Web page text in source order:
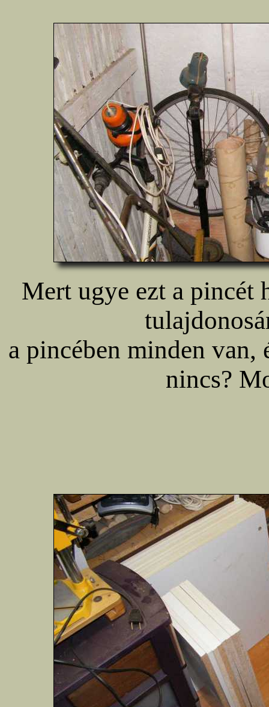
Mert ugye ezt a pincét
a pincében minden van,
nincs?